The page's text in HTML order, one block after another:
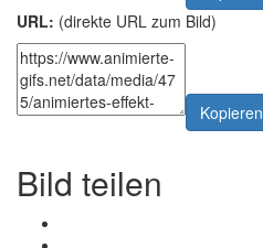
URL: (direkte URL zum Bild)
Kopieren
Bild teilen